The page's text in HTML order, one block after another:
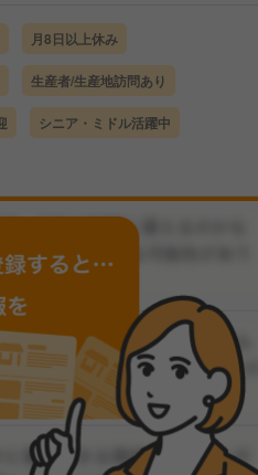
月8日以上休み
生産者/生産地訪問あり
シニア・ミドル活躍中